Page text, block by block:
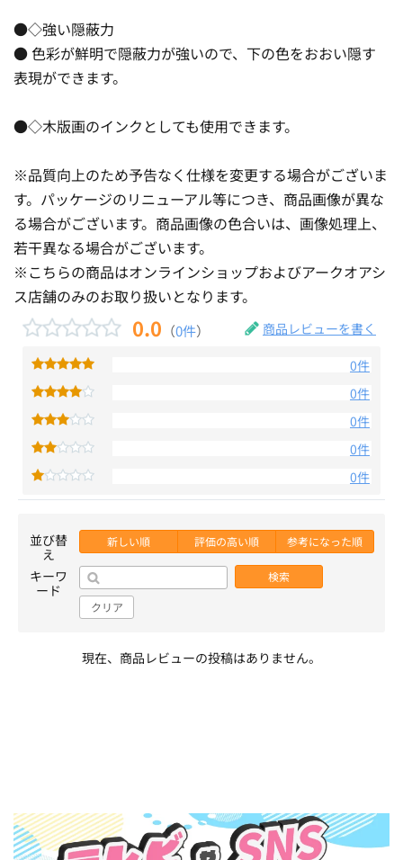
●◇強い隠蔽力
● 色彩が鮮明で隠蔽力が強いので、下の色をおおい隠す
表現ができます。
●◇木版画のインクとしても使用できます。
※品質向上のため予告なく仕様を変更する場合がございま
す。パッケージのリニューアル等につき、商品画像が異な
る場合がございます。商品画像の色合いは、画像処理上、
若干異なる場合がございます。
※こちらの商品はオンラインショップおよびアークオアシ
ス店舗のみのお取り扱いとなります。
0.0 （0件） 商品レビューを書く
0件
0件
0件
0件
0件
並び替
え
新しい順 評価の高い順 参考になった順
キーワ
ード
検索
クリア
現在、商品レビューの投稿はありません。